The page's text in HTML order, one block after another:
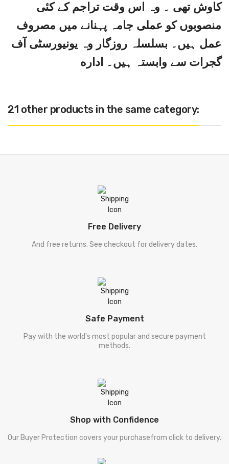
کاوش تھی ۔ وہ اس وقت تراجم کے کئی
منصوبوں کو عملی جامہ پہنانے میں مصروف
عمل ہیں۔ بسلسلہ روزگار وہ یونیورسٹی آف
گجرات سے وابستہ ہیں۔ اداره
21 other products in the same category:
Free Delivery
And free returns. See checkout for delivery dates.
Safe Payment
Pay with the world's most popular and secure payment
methods.
Shop with Confidence
Our Buyer Protection covers your purchasefrom click to delivery.